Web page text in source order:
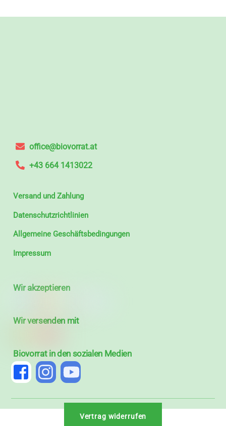
office@biovorrat.at
+43 664 1413022
Versand und Zahlung
Datenschutzrichtlinien
Allgemeine Geschäftsbedingungen
Impressum
Wir akzeptieren
Wir versenden mit
Biovorrat in den sozialen Medien
Vertrag widerrufen